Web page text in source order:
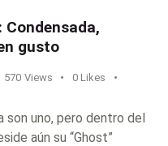
gusto
570 Views 0 Likes
son uno, pero dentro del
aún su “Ghost”